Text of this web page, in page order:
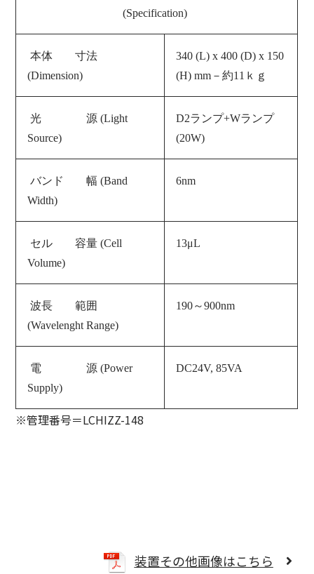
(Specification)
本体 寸法
(Dimension)
340 (L) x 400 (D) x 150
(H) mm－約11ｋｇ
光 源 (Light
Source)
D2ランプ+Wランプ
(20W)
バンド 幅 (Band
Width)
6nm
セル 容量 (Cell
Volume)
13μL
波長 範囲
(Wavelenght Range)
190～900nm
電 源 (Power
Supply)
DC24V, 85VA
※管理番号＝LCHIZZ-148
装置その他画像はこちら